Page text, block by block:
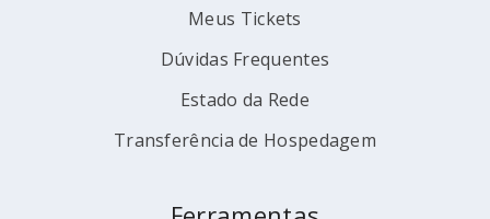
Meus Tickets
Dúvidas Frequentes
Estado da Rede
Transferência de Hospedagem